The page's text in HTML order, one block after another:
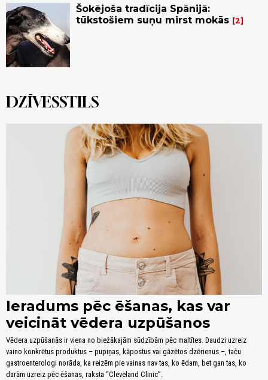
Šokējoša tradīcija Spānijā:
tūkstošiem suņu mirst mokās
2
DZĪVESSTILS
Ieradums pēc ēšanas, kas var
veicināt vēdera uzpūšanos
Vēdera uzpūšanās ir viena no biežākajām sūdzībām pēc maltītes. Daudzi uzreiz
vaino konkrētus produktus – pupiņas, kāpostus vai gāzētos dzērienus –, taču
gastroenterologi norāda, ka reizēm pie vainas nav tas, ko ēdam, bet gan tas, ko
darām uzreiz pēc ēšanas, raksta “Cleveland Clinic”.